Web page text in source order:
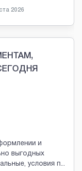
2026
и
выгодных
условия п...